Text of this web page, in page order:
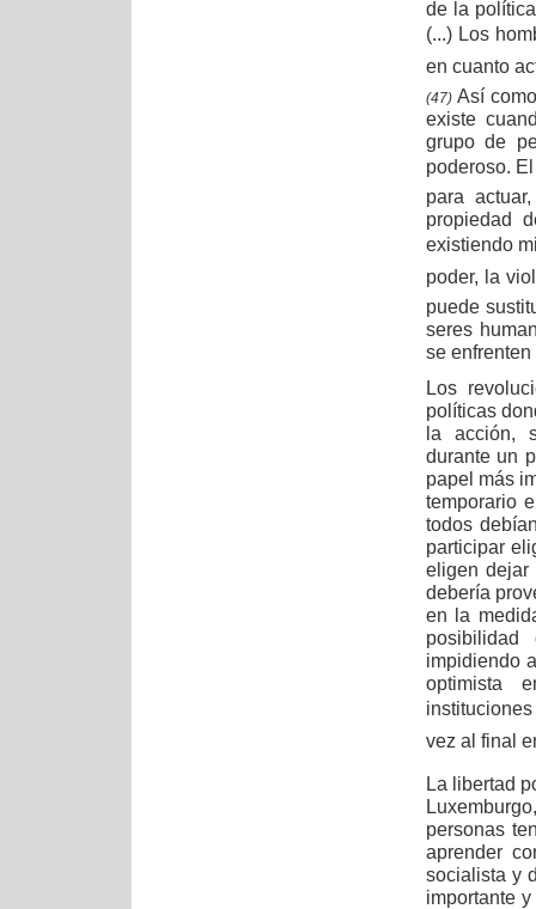
de la
(...) Los
en cuanto
(47)Así
existe
grupo de
poderoso.
para
propiedad
existiendo
poder, la
puede
seres
se
Los
políticas
la acción,
durante un
papel más
temporario
todos
participar
eligen dejar
debería
en la
impidiendo
optimista
vez al final
La libertad
personas
aprender
socialista y
importante